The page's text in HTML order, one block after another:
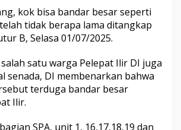
a
n
,
i
K
a
t
a
a
kok bisa bandar besar seperti
tidak berapa lama ditangkap
B, Selasa 01/07/2025.
satu warga Pelepat Ilir DI juga
senada, DI membenarkan bahwa
terduga bandar besar
Ilir.
SPA, unit 1, 16,17,18,19 dan